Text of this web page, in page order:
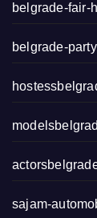
belgrade-fair-
belgrade-
sajam-